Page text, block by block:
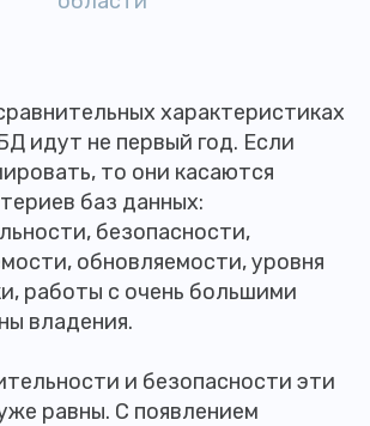
характеристиках
идут не первый год. Если
то они касаются
баз данных:
безопасности,
обновляемости, уровня
работы с очень большими
владения.
и безопасности эти
равны. С появлением